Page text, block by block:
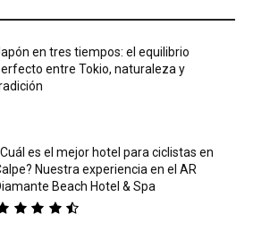
en tres tiempos: el equilibrio
entre Tokio, naturaleza y
es el mejor hotel para ciclistas en
Nuestra experiencia en el AR
Beach Hotel & Spa